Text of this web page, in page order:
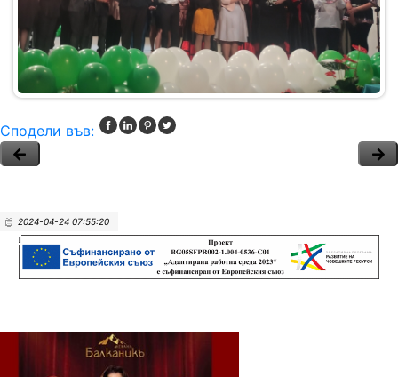
Сподели във:
2024-04-24 07:55:20